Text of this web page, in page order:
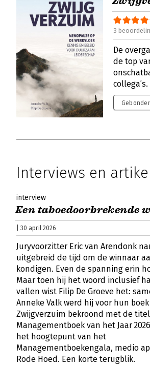
3
De
de top
collega’s.
Interviews en
interview
Een taboedoorbrekende
| 30 april 2026
Juryvoorzitter Eric van Arendonk
uitgebreid de tijd om de winnaar
kondigen. Even de spanning erin
Maar toen hij het woord inclusief
vallen wist Filip De Groeve het:
Anneke Valk werd hij voor hun boek
Zwijgverzuim bekroond met de
Managementboek van het Jaar
het hoogtepunt van het
Managementboekengala, medio
Rode Hoed. Een korte terugblik.